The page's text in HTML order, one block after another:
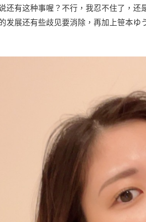
还有这种事喔？不行，我忍不住了，
发展还有些歧见要消除，再加上笹本